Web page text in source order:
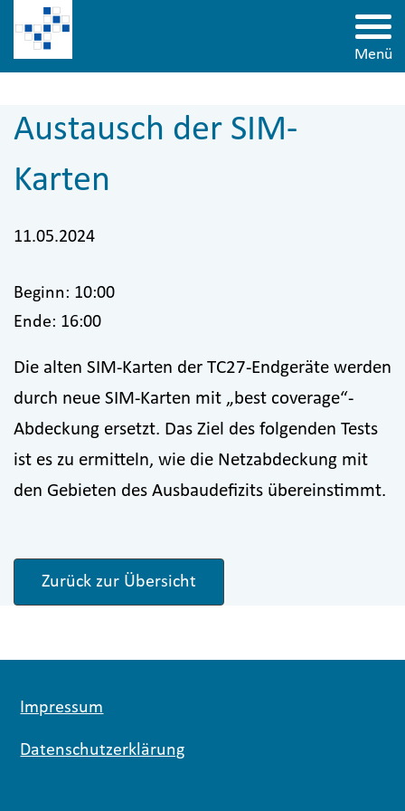
Navigation und Service
Direkt zu:
Zur Hauptnavigation springen
Zur Suche springen
Zum Inhalt springen
Zu den Service-Informationen springen
Menü
Austausch der SIM-
Karten
11.05.2024
Beginn: 10:00
Ende: 16:00
Die alten SIM-Karten der TC27-Endgeräte werden
durch neue SIM-Karten mit „best coverage“-
Abdeckung ersetzt. Das Ziel des folgenden Tests
ist es zu ermitteln, wie die Netzabdeckung mit
den Gebieten des Ausbaudefizits übereinstimmt.
Zurück zur Übersicht
Impressum
Datenschutzerklärung